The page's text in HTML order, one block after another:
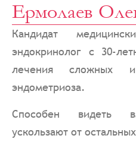
Ермолаев
Кандидат
эндокринолог с 30-
лечения сложных
эндометриоза.
Способен видеть
ускользают от